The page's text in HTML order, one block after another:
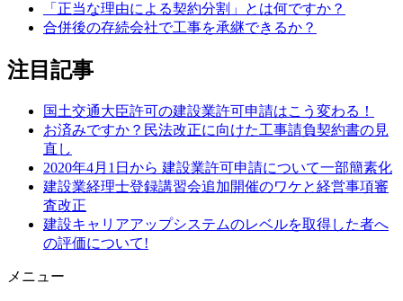
「正当な理由による契約分割」とは何ですか？
合併後の存続会社で工事を承継できるか？
注目記事
国土交通大臣許可の建設業許可申請はこう変わる！
お済みですか？民法改正に向けた工事請負契約書の見
直し
2020年4月1日から 建設業許可申請について一部簡素化
建設業経理士登録講習会追加開催のワケと経営事項審
査改正
建設キャリアアップシステムのレベルを取得した者へ
の評価について!
メニュー